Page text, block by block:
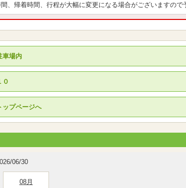
、帰着時間、行程が大幅に変更になる場合がございますので
車場内
０
ップページへ
06/30
08月